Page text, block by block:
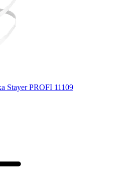
Stayer PROFI 11109